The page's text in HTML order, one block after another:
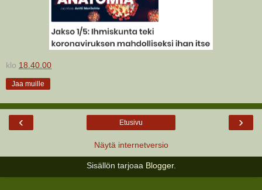
klo 18.40.00
Jaa muille
‹ ›
Etusivu
Näytä internetversio
Sisällön tarjoaa Blogger.